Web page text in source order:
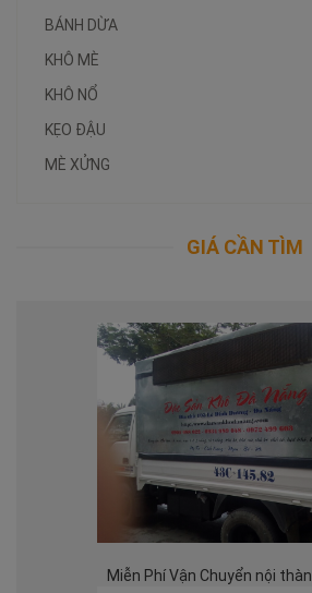
BÁNH DỪA
KHÔ MÈ
KHÔ NỔ
KẸO ĐẬU
MÈ XỬNG
GIÁ CẦN TÌM
Miễn Phí Vận Chuyển nội